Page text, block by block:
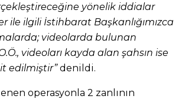
yönelik iddialar
ile ilgili İstihbarat Başkanlığımızca
videolarda bulunan
videoları kayda alan şahsın ise
edilmiştir”denildi.
operasyonla 2 zanlının